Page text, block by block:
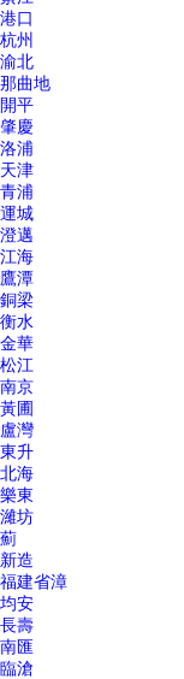
港口
杭州
渝北
那曲地
開平
肇慶
洛浦
天津
青浦
運城
澄邁
江海
鷹潭
銅梁
衡水
金華
松江
南京
黃圃
盧灣
東升
北海
樂東
濰坊
薊
新造
福建省漳
均安
長壽
南匯
臨滄